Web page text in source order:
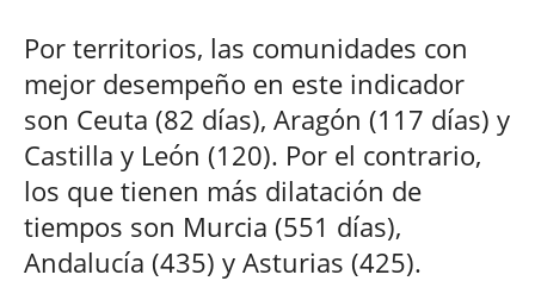
Por territorios, las comunidades con
mejor desempeño en este indicador
son Ceuta (82 días), Aragón (117 días) y
Castilla y León (120). Por el contrario,
los que tienen más dilatación de
tiempos son Murcia (551 días),
Andalucía (435) y Asturias (425).